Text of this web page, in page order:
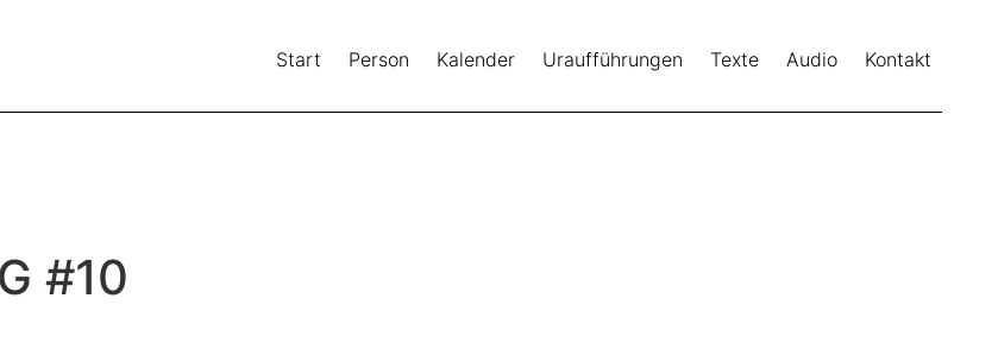
Start Person Kalender Uraufführungen Texte Audio Kontakt
#10